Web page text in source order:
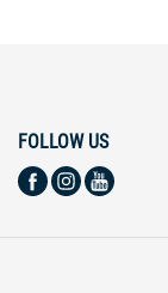
FOLLOW US